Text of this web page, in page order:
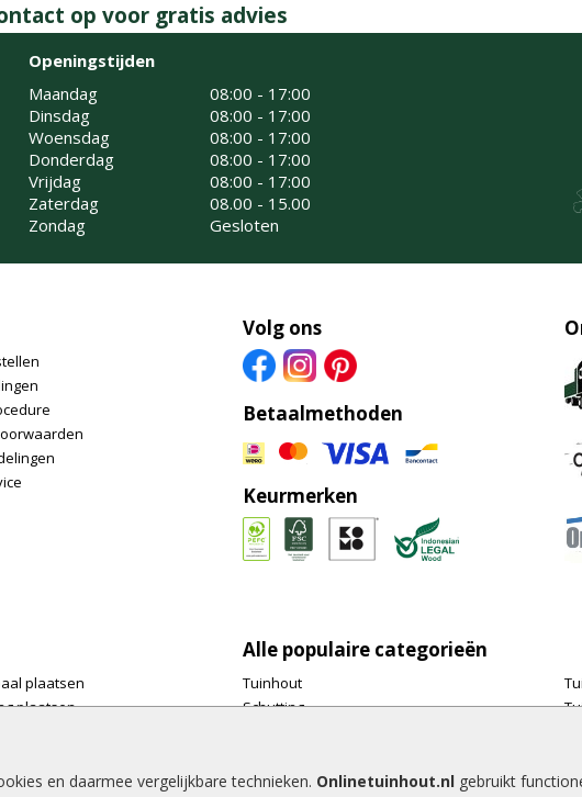
en daarmee vergelijkbare technieken. Onlinetuinhout.nl gebruikt
op voor gratis advies
Openingstijden
Maandag
08:00 - 17:00
Dinsdag
08:00 - 17:00
Woensdag
08:00 - 17:00
Donderdag
08:00 - 17:00
Vrijdag
08:00 - 17:00
Zaterdag
08.00 - 15.00
Zondag
Gesloten
Volg ons
Betaalmethoden
Keurmerken
plaatsen
plaatsen
voor in de tuin
Alle populaire categorieën
Tuinhout
Schutting
Tuinhekken